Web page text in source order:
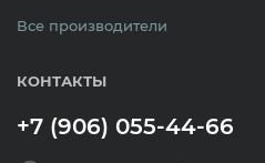
Все производители
КОНТАКТЫ
+7 (906) 055-44-66